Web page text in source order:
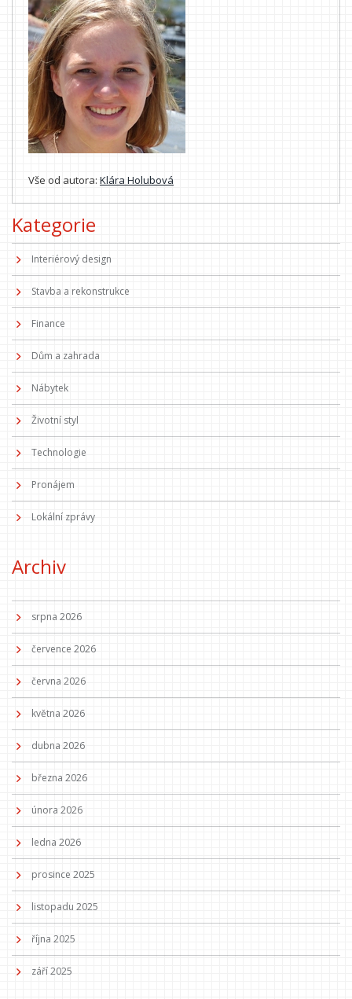
Vše od autora: Klára Holubová
Kategorie
Interiérový design
Stavba a rekonstrukce
Finance
Dům a zahrada
Nábytek
Životní styl
Technologie
Pronájem
Lokální zprávy
Archiv
srpna 2026
července 2026
června 2026
května 2026
dubna 2026
března 2026
února 2026
ledna 2026
prosince 2025
listopadu 2025
října 2025
září 2025